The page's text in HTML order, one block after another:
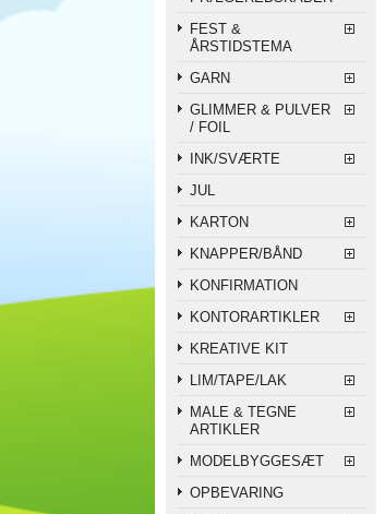
FEST &
ÅRSTIDSTEMA
GARN
GLIMMER & PULVER
/ FOIL
INK/SVÆRTE
JUL
KARTON
KNAPPER/BÅND
KONFIRMATION
KONTORARTIKLER
KREATIVE KIT
LIM/TAPE/LAK
MALE & TEGNE
ARTIKLER
MODELBYGGESÆT
OPBEVARING